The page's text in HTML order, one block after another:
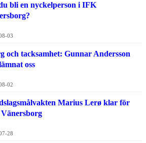
bli en nyckelperson i IFK
03
och tacksamhet: Gunnar Andersson
oss
02
Marius Lerø klar för
28